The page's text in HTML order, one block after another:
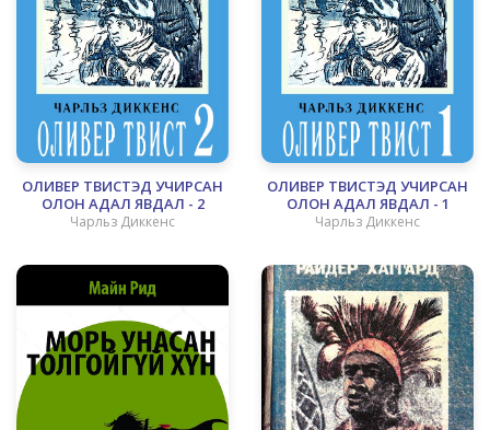
ОЛИВЕР ТВИСТЭД УЧИРСАН
ОЛОН АДАЛ ЯВДАЛ - 2
Чарльз Диккенс
ОЛИВЕР ТВИСТЭД УЧИРСАН
ОЛОН АДАЛ ЯВДАЛ - 1
Чарльз Диккенс